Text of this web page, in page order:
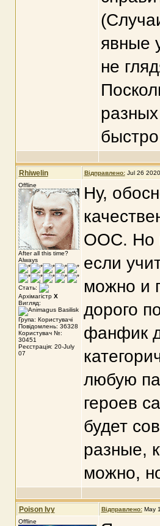
явные
не
Rhiwelin Відправлено: Jul 26
Offline
After all this time?
Always
Стать:
Архімагістр X
Вигляд:
Група: Користувачі
Повідомлень: 36328
Користувач №:
30451
Реєстрація: 20-July
07
Ну,
ООС. Но
если
можно и
дорого
фанфик
любую
героев
будет
разные,
можно,
Poison Ivy Відправлено: May
Offline